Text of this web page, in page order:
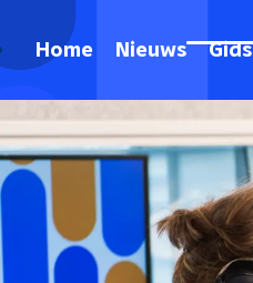
Home Nieuws Gids